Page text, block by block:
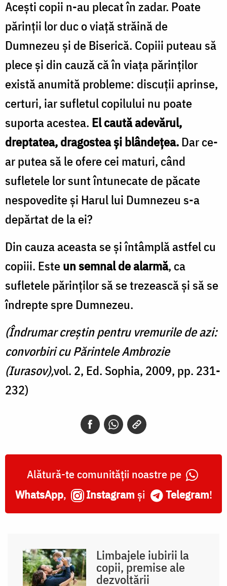
Aceşti copii n-au plecat în zadar. Poate
părinţii lor duc o viaţă străină de
Dumnezeu şi de Biserică. Copiii puteau să
plece şi din cauză că în viaţa părinţilor
există anumită probleme: discuţii aprinse,
certuri, iar sufletul copilului nu poate
suporta acestea. El caută adevărul,
dreptatea, dragostea şi blândeţea.Dar ce-
ar putea să le ofere cei maturi, când
sufletele lor sunt întunecate de păcate
nespovedite şi Harul lui Dumnezeu s-a
depărtat de la ei?
Din cauza aceasta se şi întâmplă astfel cu
copiii. Esteun semnal de alarmă, ca
sufletele părinţilor să se trezească şi să se
îndrepte spre Dumnezeu.
(Îndrumar creştin pentru vremurile de azi:
convorbiri cu Părintele Ambrozie
(Iurasov),vol. 2, Ed. Sophia, 2009, pp. 231-
232)
Alătură-te comunității noastre pe
WhatsApp, Instagram și Telegram!
Limbajele iubirii la
copii, premise ale
dezvoltării